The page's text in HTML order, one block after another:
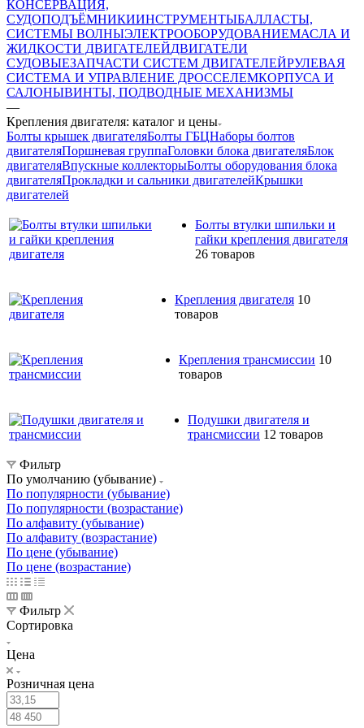
КОНСЕРВАЦИЯ,
СУДОПОДЪЁМНИКИИНСТРУМЕНТЫБАЛЛАСТЫ,
СИСТЕМЫ ВОЛНЫЭЛЕКТРООБОРУДОВАНИЕМАСЛА И
ЖИДКОСТИ ДВИГАТЕЛЕЙДВИГАТЕЛИ
СУДОВЫЕЗАПЧАСТИ СИСТЕМ ДВИГАТЕЛЕЙРУЛЕВАЯ
СИСТЕМА И УПРАВЛЕНИЕ ДРОССЕЛЕМКОРПУСА И
САЛОНЫВИНТЫ, ПОДВОДНЫЕ МЕХАНИЗМЫ
—
Крепления двигателя: каталог и цены
Болты крышек двигателяБолты ГБЦНаборы болтов
двигателяПоршневая группаГоловки блока двигателяБлок
двигателяВпускные коллекторыБолты оборудования блока
двигателяПрокладки и сальники двигателейКрышки
двигателей
Болты втулки шпильки и
гайки крепления двигателя
26 товаров
Крепления двигателя 10
товаров
Крепления трансмиссии 10
товаров
Подушки двигателя и
трансмиссии 12 товаров
Фильтр
По умолчанию (убывание)
По популярности (убывание)
По популярности (возрастание)
По алфавиту (убывание)
По алфавиту (возрастание)
По цене (убывание)
По цене (возрастание)
Фильтр
Сортировка
Цена
Розничная цена